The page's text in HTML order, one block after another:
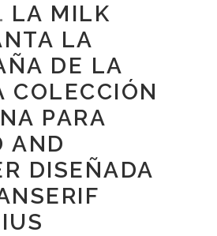
LA MILK
LA
DE LA
COLECCIÓN
PARA
AND
DISEÑADA